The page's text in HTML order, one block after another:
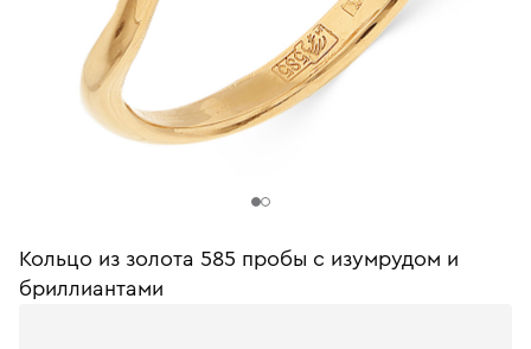
Кольцо из золота 585 пробы c изумрудом и
бриллиантами